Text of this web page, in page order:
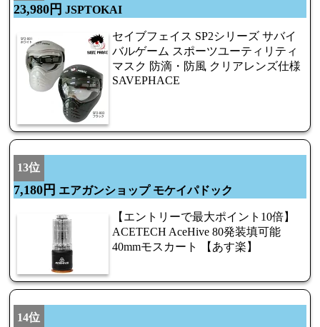
23,980円 JSPTOKAI
セイブフェイス SP2シリーズ サバイ
バルゲーム スポーツユーティリティ
マスク 防滴・防風 クリアレンズ仕様
SAVEPHACE
13位
7,180円 エアガンショップ モケイパドック
【エントリーで最大ポイント10倍】
ACETECH AceHive 80発装填可能
40mmモスカート 【あす楽】
14位